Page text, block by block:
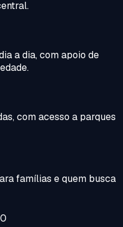
a dia, com apoio de
com acesso a parques
famílias e quem busca